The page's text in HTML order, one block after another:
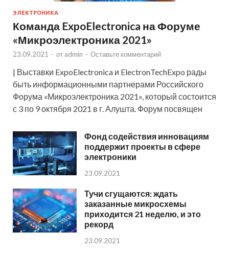
ЭЛЕКТРОНИКА
Команда ExpoElectronica на Форуме
«Микроэлектроника 2021»
23.09.2021 - от admin - Оставьте комментарий
| Выставки ExpoElectronica и ElectronTechExpo рады
быть информационными партнерами Российского
Форума «Микроэлектроника 2021», который состоится
с 3 по 9 октября 2021 в г. Алушта. Форум посвящен
Фонд содействия инновациям
поддержит проекты в сфере
электроники
23.09.2021
Тучи сгущаются: ждать
заказанные микросхемы
приходится 21 неделю, и это
рекорд
23.09.2021